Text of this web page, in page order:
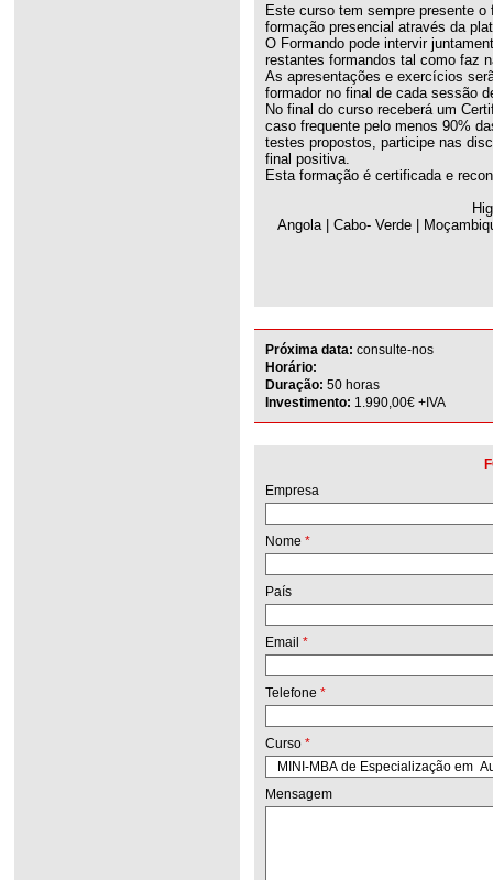
Este curso tem sempre presente o
formação presencial através da
O Formando pode intervir
restantes formandos tal como faz
As apresentações e exercícios
formador no final de cada sessão
No final do curso receberá um
caso frequente pelo menos 90%
testes propostos, participe nas
final positiva.
Esta formação é certificada e
Angola | Cabo- Verde |
Próxima data: consulte-nos
Horário:
Duração: 50 horas
Investimento: 1.990,00€ +IVA
Empresa
Nome *
País
Email *
Telefone *
Curso *
Mensagem